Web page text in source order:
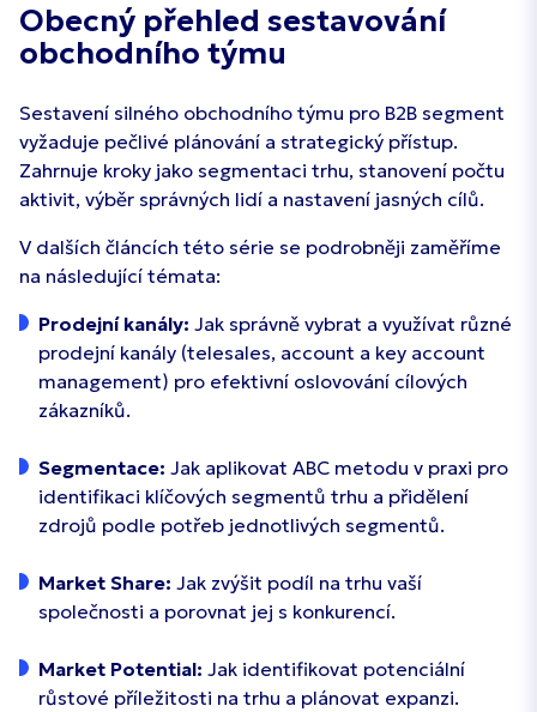
Obecný přehled sestavování
obchodního týmu
Sestavení silného obchodního týmu pro B2B segment
vyžaduje pečlivé plánování a strategický přístup.
Zahrnuje kroky jako segmentaci trhu, stanovení počtu
aktivit, výběr správných lidí a nastavení jasných cílů.
V dalších článcích této série se podrobněji zaměříme
na následující témata:
Prodejní kanály: Jak správně vybrat a využívat různé
prodejní kanály (telesales, account a key account
management) pro efektivní oslovování cílových
zákazníků.
Segmentace: Jak aplikovat ABC metodu v praxi pro
identifikaci klíčových segmentů trhu a přidělení
zdrojů podle potřeb jednotlivých segmentů.
Market Share: Jak zvýšit podíl na trhu vaší
společnosti a porovnat jej s konkurencí.
Market Potential: Jak identifikovat potenciální
růstové příležitosti na trhu a plánovat expanzi.